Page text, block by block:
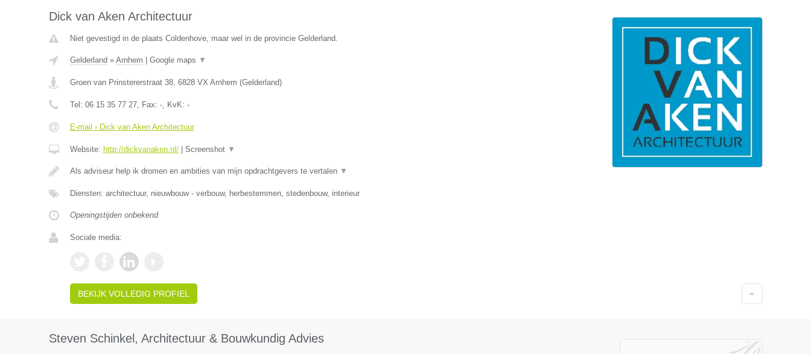
Dick van Aken Architectuur
Niet gevestigd in de plaats Coldenhove, maar wel in de provincie Gelderland.
Gelderland » Arnhem Google maps ▼
Groen van Prinstererstraat 38, 6828 VX Arnhem (Gelderland)
Tel: 06 15 35 77 27, Fax: -, KvK: -
E-mail › Dick van Aken Architectuur
Website: http://dickvanaken.nl/| Screenshot ▼
Als adviseur help ik dromen en ambities van mijn opdrachtgevers te vertalen ▼
Diensten: architectuur, nieuwbouw - verbouw, herbestemmen, stedenbouw, interieur
Openingstijden onbekend
Sociale media:
BEKIJK VOLLEDIG PROFIEL
Steven Schinkel, Architectuur & Bouwkundig Advies